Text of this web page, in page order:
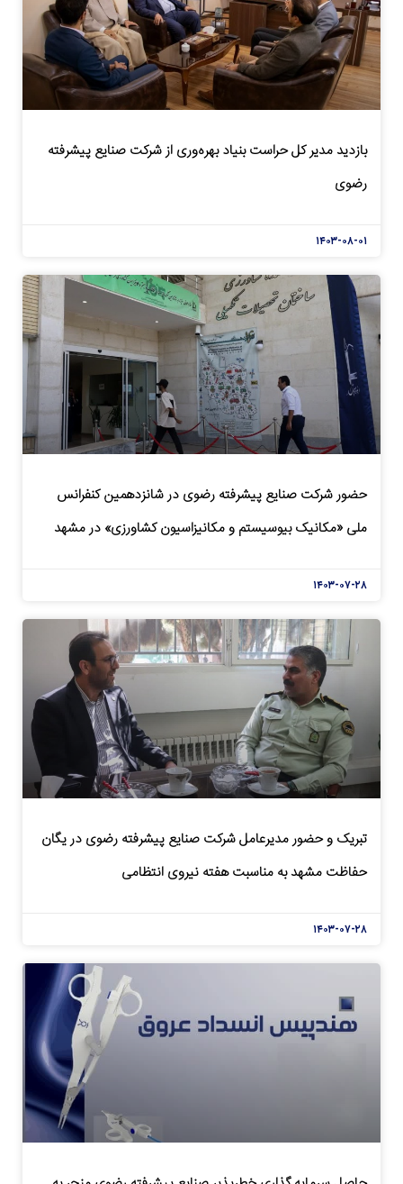
بازدید مدیر کل حراست بنیاد بهره‌وری از شرکت صنایع پیشرفته
رضوی
۱۴۰۳-۰۸-۰۱
حضور شرکت صنایع پیشرفته رضوی در شانزدهمین کنفرانس
ملی «مکانیک بیوسیستم و مکانیزاسیون کشاورزی» در مشهد
۱۴۰۳-۰۷-۲۸
تبریک و حضور مدیرعامل شرکت صنایع پیشرفته رضوی در یگان
حفاظت مشهد به مناسبت هفته نیروی انتظامی
۱۴۰۳-۰۷-۲۸